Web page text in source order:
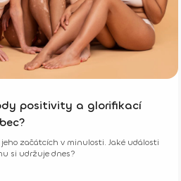
positivity a glorifikací
začátcích v minulosti. Jaké události
si udržuje dnes?